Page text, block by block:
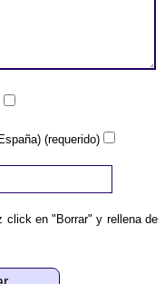
(requerido)
click en "Borrar" y rellena de